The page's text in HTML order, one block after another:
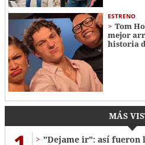
ESTRENO
Tom
mejor
historia
MÁS
"Dejame ir": así fueron